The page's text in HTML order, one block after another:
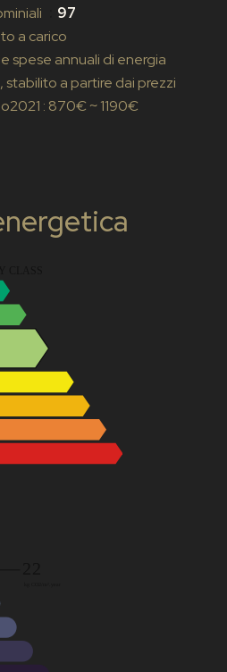
97
a carico
spese annuali di energia
stabilito a partire dai prezzi
: 870€ ~ 1190€